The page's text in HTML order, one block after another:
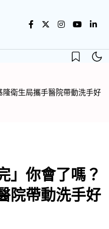
隆衛生局攜手醫院帶動洗手好
」你會了嗎？
院帶動洗手好